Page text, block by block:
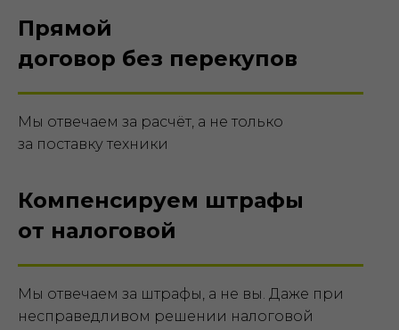
Прямой
договор без перекупов
Мы отвечаем за расчёт, а не только
за поставку техники
Компенсируем штрафы
от налоговой
Мы отвечаем за штрафы, а не вы. Даже при
несправедливом решении налоговой